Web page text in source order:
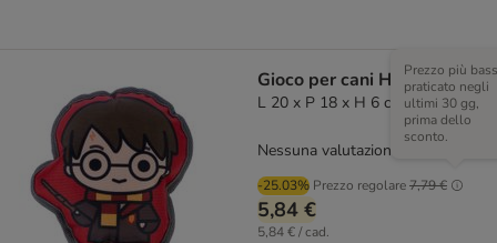
Gioco per cani Harry Potter
L 20 x P 18 x H 6 cm
-25.03% Prezzo regolare7,79 €
Prezzo più
praticato negli
ultimi 30 gg,
prima dello
sconto.
5,84 €
5,84 € / cad.
Nessuna valutazione